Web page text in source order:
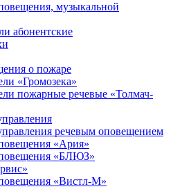
музыкальной
абонентские
о пожаре
«Громозека»
пожарные речевые «Толмач-
речевым оповещением
«Ария»
«БЛЮЗ»
«Вистл-М»